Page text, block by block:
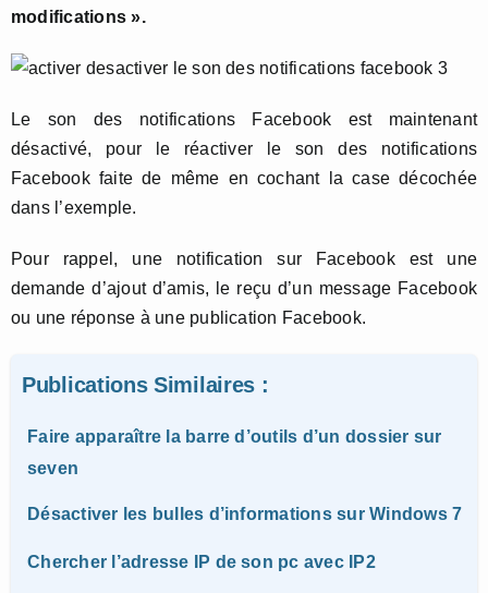
modifications ».
Le son des notifications Facebook est maintenant
désactivé, pour le réactiver le son des notifications
Facebook faite de même en cochant la case décochée
dans l’exemple.
Pour rappel, une notification sur Facebook est une
demande d’ajout d’amis, le reçu d’un message Facebook
ou une réponse à une publication Facebook.
Publications Similaires :
Faire apparaître la barre d’outils d’un dossier sur
seven
Désactiver les bulles d’informations sur Windows 7
Chercher l’adresse IP de son pc avec IP2